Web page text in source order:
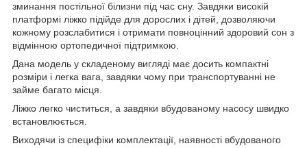
зминання постільної білизни під час сну. Завдяки високій
платформі ліжко підійде для дорослих і дітей, дозволяючи
кожному розслабитися і отримати повноцінний здоровий сон з
відмінною ортопедичної підтримкою.
Дана модель у складеному вигляді має досить компактні
розміри і легка вага, завдяки чому при транспортуванні не
займе багато місця.
Ліжко легко чиститься, а завдяки вбудованому насосу швидко
встановлюється.
Виходячи із специфіки комплектації, наявності вбудованого